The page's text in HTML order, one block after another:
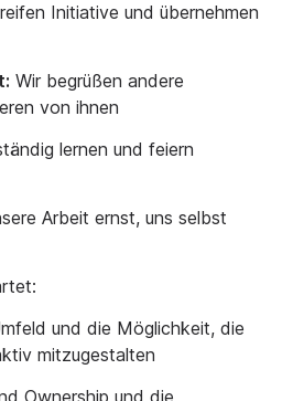
Initiative und übernehmen
Wir begrüßen andere
von ihnen
lernen und feiern
Arbeit ernst, uns selbst
und die Möglichkeit, die
mitzugestalten
Ownership und die